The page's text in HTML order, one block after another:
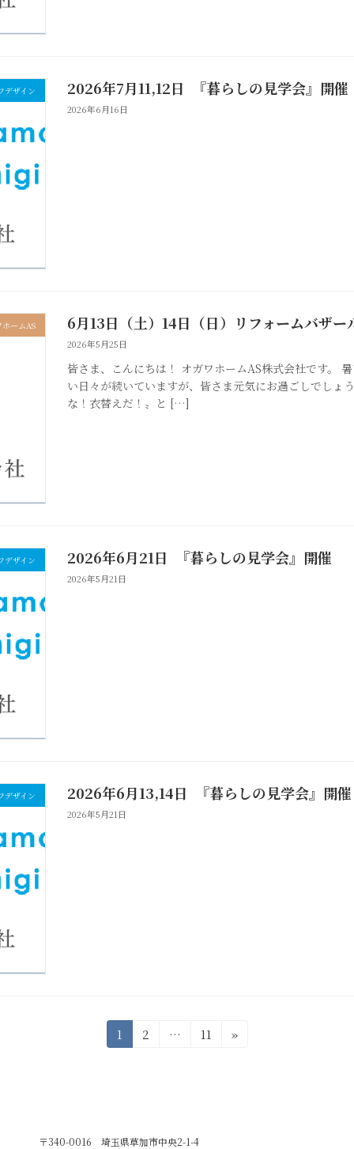
デザイン 2026年7月11,12日 『暮らしの見学会』開催
2026年6月16日
ームAS 6月13日（土）14日（日）リフォームバザー
2026年5月25日
皆さま、こんにちは！ オガワホームAS株式会社です。
い日々が続いていますが、皆さま元気にお過ごしでしょ
な！衣替えだ！〟と […]
デザイン 2026年6月21日 『暮らしの見学会』開催
2026年5月21日
デザイン 2026年6月13,14日 『暮らしの見学会』開催
2026年5月21日
固
定
1
固
2 …
固
11 »
〒340-0016 埼玉県草加市中央2-1-4